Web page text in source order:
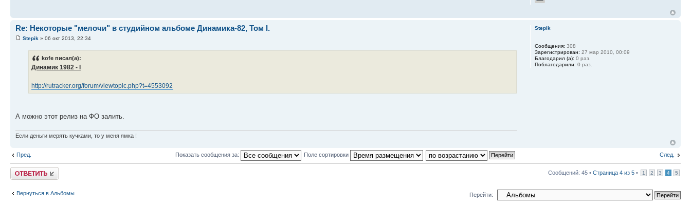
Re: Некоторые "мелочи" в студийном альбоме Динамика-82, Том I.
Stepik » 06 окт 2013, 22:34
kofe писал(а):
Динамик 1982 - I
http://rutracker.org/forum/viewtopic.php?t=4553092
А можно этот релиз на ФО залить.
Если деньги мерять кучками, то у меня ямка !
Stepik
Сообщения: 308
Зарегистрирован: 27 мар 2010, 00:09
Благодарил (а): 0 раз.
Поблагодарили: 0 раз.
Пред. След.
Показать сообщения за: Поле сортировки
Ответить Сообщений: 45 • Страница 4 из 5 • 1 2 3 4 5
Вернуться в Альбомы Перейти: